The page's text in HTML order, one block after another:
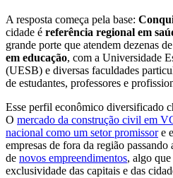
A resposta começa pela base:
cidade é referência regional em
grande porte que atendem dezenas
em educação, com a Universidade
(UESB) e diversas faculdades
de estudantes, professores e
Esse perfil econômico diversificado
O mercado da construção civil em
nacional como um setor promissore
empresas de fora da região
de novos empreendimentos, algo que
exclusividade das capitais e das